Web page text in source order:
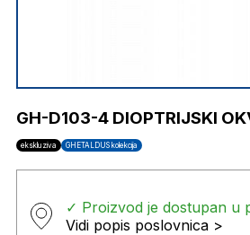
GH-D103-4 DIOPTRIJSKI
ekskluziva GHETALDUS kolekcija
✓ Proizvod je dostupan u
Vidi popis poslovnica >